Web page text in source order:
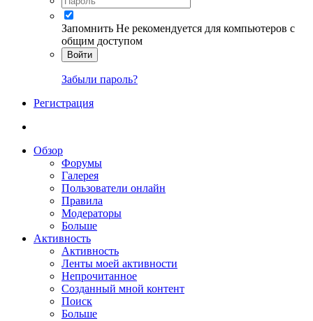
Запомнить Не рекомендуется для компьютеров с
общим доступом
Войти
Забыли пароль?
Регистрация
Обзор
Форумы
Галерея
Пользователи онлайн
Правила
Модераторы
Больше
Активность
Активность
Ленты моей активности
Непрочитанное
Созданный мной контент
Поиск
Больше